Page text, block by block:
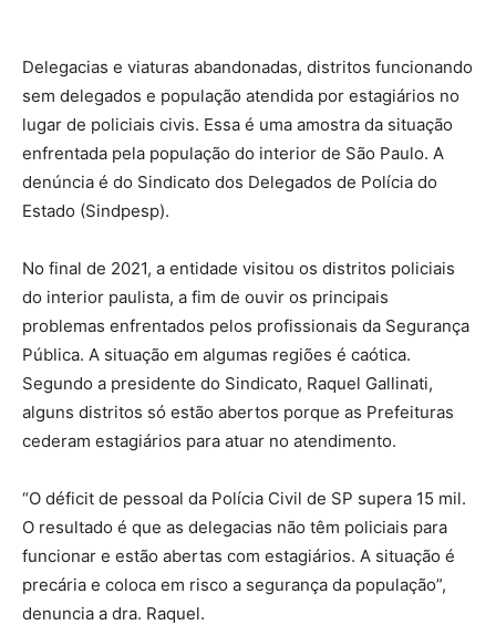
Delegacias e viaturas abandonadas, distritos funcionando
sem delegados e população atendida por estagiários no
lugar de policiais civis. Essa é uma amostra da situação
enfrentada pela população do interior de São Paulo. A
denúncia é do Sindicato dos Delegados de Polícia do
Estado (Sindpesp).
No final de 2021, a entidade visitou os distritos policiais
do interior paulista, a fim de ouvir os principais
problemas enfrentados pelos profissionais da Segurança
Pública. A situação em algumas regiões é caótica.
Segundo a presidente do Sindicato, Raquel Gallinati,
alguns distritos só estão abertos porque as Prefeituras
cederam estagiários para atuar no atendimento.
“O déficit de pessoal da Polícia Civil de SP supera 15 mil.
O resultado é que as delegacias não têm policiais para
funcionar e estão abertas com estagiários. A situação é
precária e coloca em risco a segurança da população”,
denuncia a dra. Raquel.